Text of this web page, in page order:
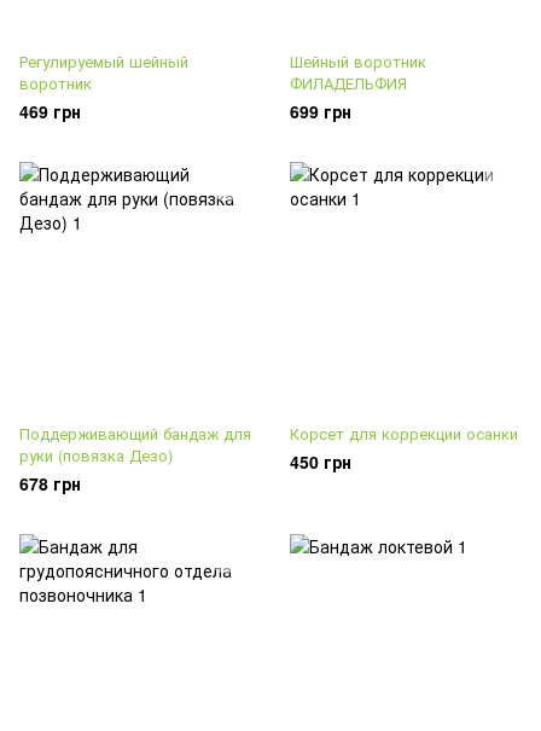
Регулируемый шейный
воротник
469 грн
Шейный воротник
ФИЛАДЕЛЬФИЯ
699 грн
Поддерживающий бандаж для
руки (повязка Дезо)
678 грн
Корсет для коррекции осанки
450 грн